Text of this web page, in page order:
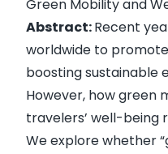
Green Mobility and
Abstract:Recent
worldwide to
boosting sustainable
However, how green
travelers’ well-being
We explore whether